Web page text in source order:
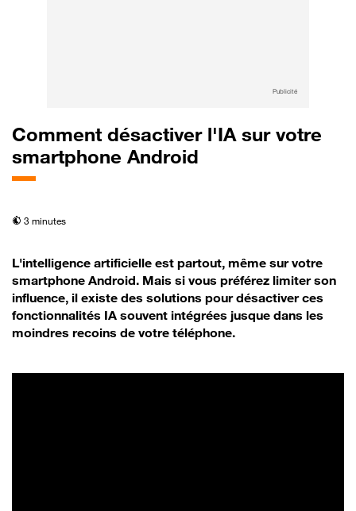
Publicité
Comment désactiver l'IA sur votre
smartphone Android
temps de lecture
3 minutes
L'intelligence artificielle est partout, même sur votre
smartphone Android. Mais si vous préférez limiter son
influence, il existe des solutions pour désactiver ces
fonctionnalités IA souvent intégrées jusque dans les
moindres recoins de votre téléphone.